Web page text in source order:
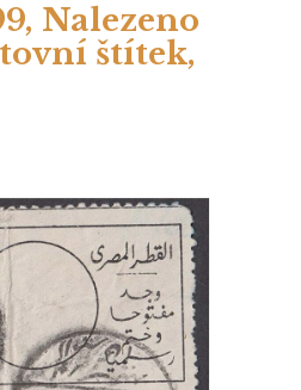
Nalezeno
štítek,